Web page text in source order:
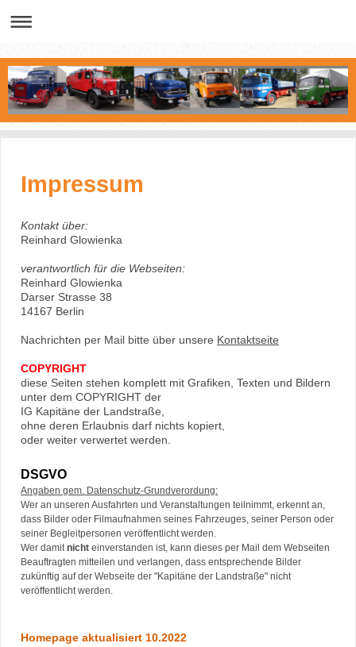
Impressum
Kontakt über:
Reinhard Glowienka
verantwortlich für die Webseiten:
Reinhard Glowienka
Darser Strasse 38
14167 Berlin
Nachrichten per Mail bitte über unsere Kontaktseite
COPYRIGHT
diese Seiten stehen komplett mit Grafiken, Texten und Bildern
unter dem COPYRIGHT der
IG Kapitäne der Landstraße,
ohne deren Erlaubnis darf nichts kopiert,
oder weiter verwertet werden.
DSGVO
Angaben gem. Datenschutz-Grundverordung:
Wer an unseren Ausfahrten und Veranstaltungen teilnimmt, erkennt an,
dass Bilder oder Filmaufnahmen seines Fahrzeuges, seiner Person oder
seiner Begleitpersonen veröffentlicht werden.
Wer damit nicht einverstanden ist, kann dieses per Mail dem Webseiten
Beauftragten mitteilen und verlangen, dass entsprechende Bilder
zukünftig auf der Webseite der "Kapitäne der Landstraße" nicht
veröffentlicht werden.
Homepage aktualisiert 10.2022